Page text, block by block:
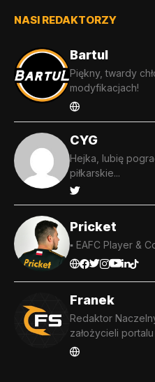
NASI REDAKTORZY
Bartul
Piękny, twardy
modyfikacjach!
CYG
Hejka, lubię
piłkarskie...
Pricket
▪️ EAFC Player &
Franek
Redaktor
założycieli